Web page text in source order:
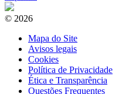
© 2026
Mapa do Site
Avisos legais
Cookies
Política de Privacidade
Ética e Transparência
Questões Frequentes